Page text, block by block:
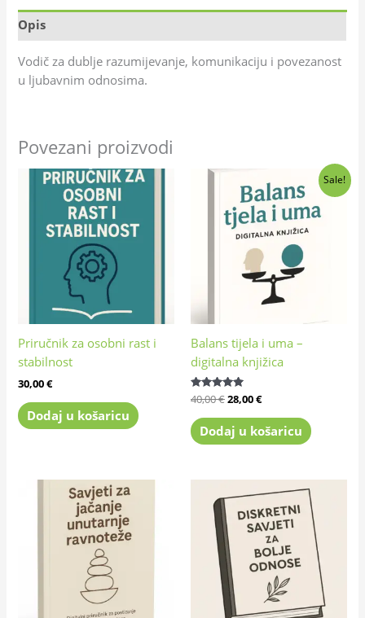
Opis
Vodič za dublje razumijevanje, komunikaciju i povezanost
u ljubavnim odnosima.
Povezani proizvodi
Priručnik za osobni rast i
stabilnost
30,00€
Dodaj u košaricu
Sale!
Balans tijela i uma –
digitalna knjižica
Ocijenjeno
4.83
od 5
40,00€
Izvorna
cijena
bila
je:
40,00 €.
28,00€
cijena
je:
28,00 €.
Dodaj u košaricu